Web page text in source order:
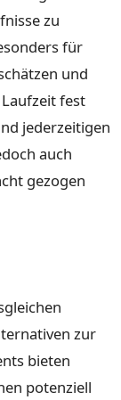
zu
für
und
fest
jederzeitigen
auch
gezogen
zur
bieten
potenziell